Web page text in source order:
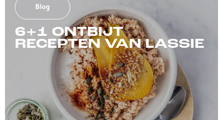
Blog
6+1 ONTBIJT
RECEPTEN VAN LASSIE